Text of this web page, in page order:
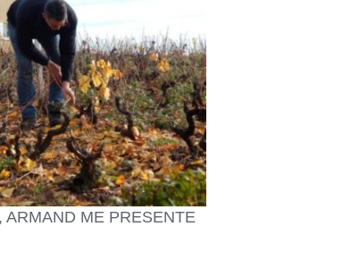
ARMAND ME PRESENTE